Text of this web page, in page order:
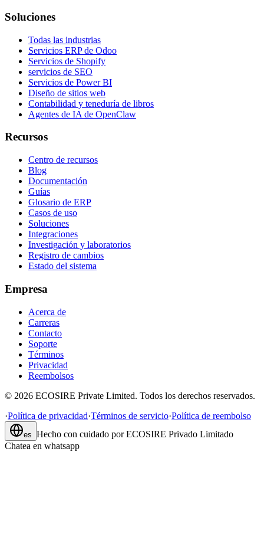
Soluciones
Todas las industrias
Servicios ERP de Odoo
Servicios de Shopify
servicios de SEO
Servicios de Power BI
Diseño de sitios web
Contabilidad y teneduría de libros
Agentes de IA de OpenClaw
Recursos
Centro de recursos
Blog
Documentación
Guías
Glosario de ERP
Casos de uso
Soluciones
Integraciones
Investigación y laboratorios
Registro de cambios
Estado del sistema
Empresa
Acerca de
Carreras
Contacto
Soporte
Términos
Privacidad
Reembolsos
© 2026 ECOSIRE Private Limited. Todos los derechos reservados.
·Política de privacidad·Términos de servicio·Política de reembolso
es Hecho con cuidado por ECOSIRE Privado Limitado
Chatea en whatsapp